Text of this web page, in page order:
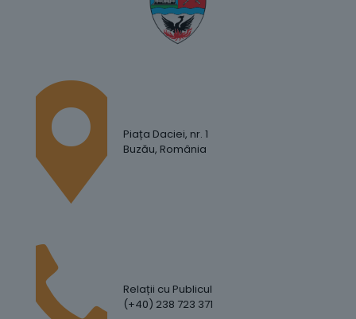
Piața Daciei, nr. 1
Buzău, România
Relații cu Publicul
(+40) 238 723 371